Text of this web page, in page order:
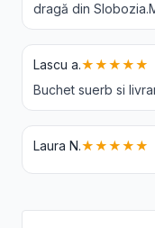
dragă din
ți făcut posibil
Lascu a.★★★★★
Buchet suerb si
Laura N.★★★★★